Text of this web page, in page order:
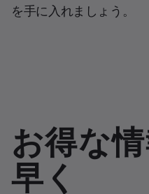
を手に入れましょう。
お得な
早く